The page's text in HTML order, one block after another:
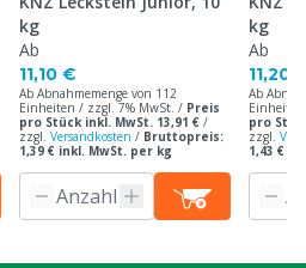
kg
Ab
11,10 €
Ab Abnahmemenge von 112
Einheiten / zzgl. 7% MwSt. / Preis
pro Stück inkl. MwSt. 13,91 € /
zzgl. Versandkosten / Bruttopreis:
1,39 € inkl. MwSt. per kg
kg
Ab
11,20
Ab
pro
zzgl.
1,43 €